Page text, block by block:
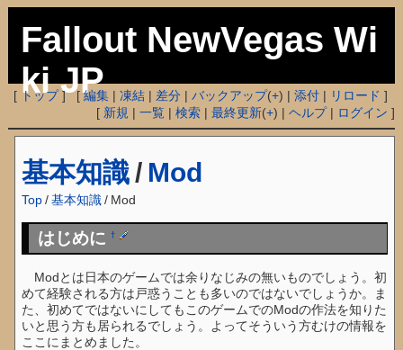
Fallout NewVegas Wi
ki JP
[ トップ] [編集 |凍結 | 差分 |バックアップ(+) |添付 | リロード ]
[ 新規 |一覧 |検索 |最終更新(+) |ヘルプ| ログイン ]
基本知識 / Mod
Top /基本知識/ Mod
はじめに†
Modとは日本のゲームでは余りなじみの無いものでしょう。初
めて経験される方は戸惑うことも多いのではないでしょうか。ま
た、初めてではないにしてもこのゲームでのModの作法を知りた
いと思う方も居られるでしょう。よってそういう方むけの情報を
ここにまとめました。